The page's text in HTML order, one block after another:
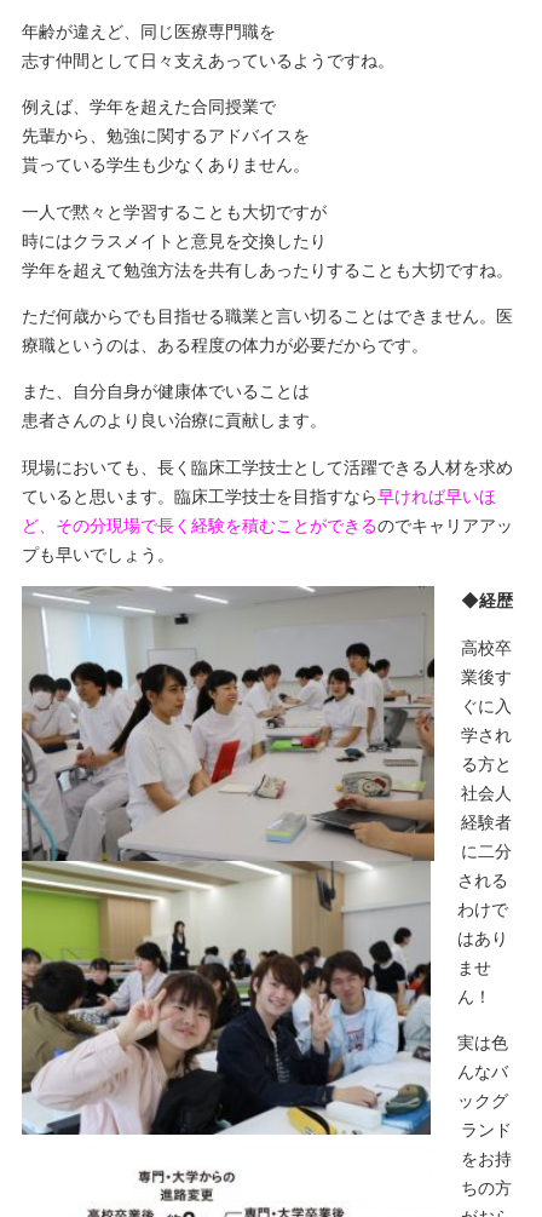
年齢が違えど、同じ医療専門職を
志す仲間として日々支えあっているようですね。
例えば、学年を超えた合同授業で
先輩から、勉強に関するアドバイスを
貰っている学生も少なくありません。
一人で黙々と学習することも大切ですが
時にはクラスメイトと意見を交換したり
学年を超えて勉強方法を共有しあったりすることも大切ですね。
ただ何歳からでも目指せる職業と言い切ることはできません。医
療職というのは、ある程度の体力が必要だからです。
また、自分自身が健康体でいることは
患者さんのより良い治療に貢献します。
現場においても、長く臨床工学技士として活躍できる人材を求め
ていると思います。臨床工学技士を目指すなら早ければ早いほ
ど、その分現場で長く経験を積むことができるのでキャリアアッ
プも早いでしょう。
◆経歴
高校卒
業後す
ぐに入
学され
る方と
社会人
経験者
に二分
される
わけで
はあり
ませ
ん！
実は色
んなバ
ックグ
ランド
をお持
ちの方